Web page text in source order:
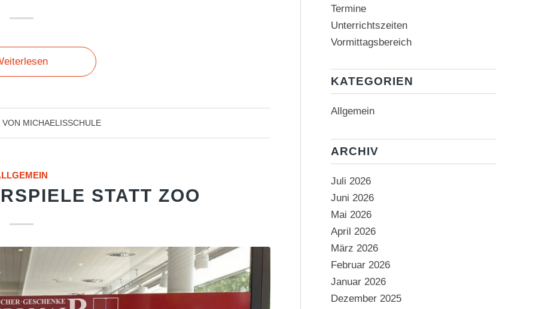
VON MICHAELISSCHULE
STATT ZOO
Termine
Unterrichtszeiten
Vormittagsbereich
KATEGORIEN
Allgemein
ARCHIV
Juli 2026
Juni 2026
Mai 2026
April 2026
März 2026
Februar 2026
Januar 2026
Dezember 2025